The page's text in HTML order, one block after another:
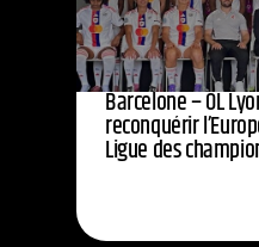
Barcelone – OL
reconquérir
Ligue des